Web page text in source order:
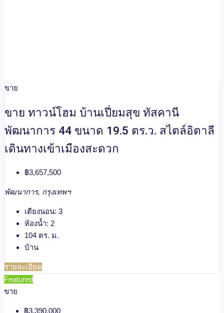
ขาย
ขาย ทาวน์โฮม บ้านเปี่ยมสุข ทัสคานี
พัฒนาการ 44 ขนาด 19.5 ตร.ว. สไตล์อิตาลี
เดินทางเข้าเมืองสะดวก
฿3,657,500
พัฒนาการ, กรุงเทพฯ
เตียงนอน: 3
ห้องน้ำ: 2
104 ตร. ม.
บ้าน
รายละเอียด
Featured
ขาย
฿3,390,000